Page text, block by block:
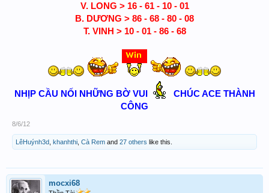
V. LONG > 16 - 61 - 10 - 01
B. DƯƠNG > 86 - 68 - 80 - 08
T. VINH > 10 - 01 - 86 - 68
NHỊP CẦU NỐI NHỮNG BỜ VUI
CHÚC ACE THÀNH
CÔNG
8/6/12
LêHuýnh3d khanhthi Cà Rem and 27 others like this.
mocxi68